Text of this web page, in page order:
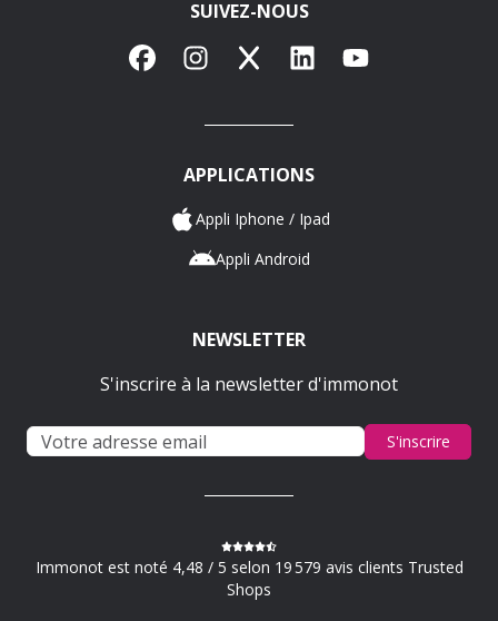
SUIVEZ-NOUS
FacebookInstagram
X LinkedInYouTube
APPLICATIONS
Appli Iphone / Ipad
Appli Android
NEWSLETTER
S'inscrire à la newsletter d'immonot
S'inscrire
Immonot est noté 4,48 / 5 selon 19 579 avis clients Trusted
Shops